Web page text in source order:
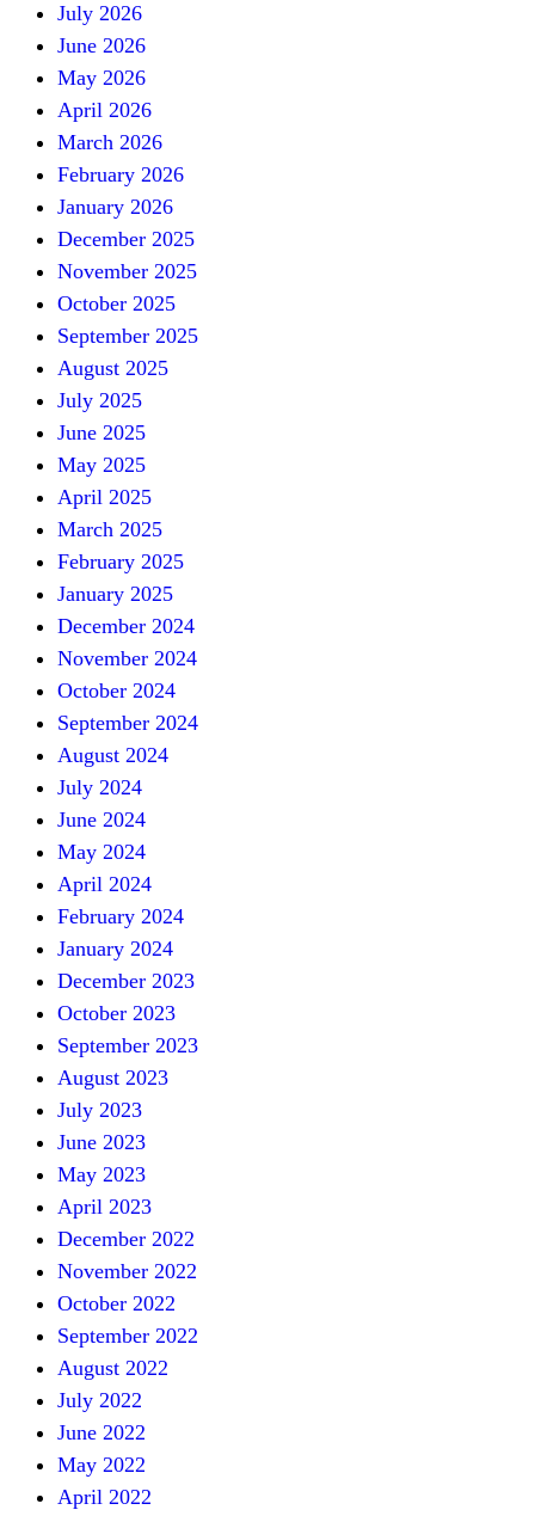
July 2026
June 2026
May 2026
April 2026
March 2026
February 2026
January 2026
December 2025
November 2025
October 2025
September 2025
August 2025
July 2025
June 2025
May 2025
April 2025
March 2025
February 2025
January 2025
December 2024
November 2024
October 2024
September 2024
August 2024
July 2024
June 2024
May 2024
April 2024
February 2024
January 2024
December 2023
October 2023
September 2023
August 2023
July 2023
June 2023
May 2023
April 2023
December 2022
November 2022
October 2022
September 2022
August 2022
July 2022
June 2022
May 2022
April 2022